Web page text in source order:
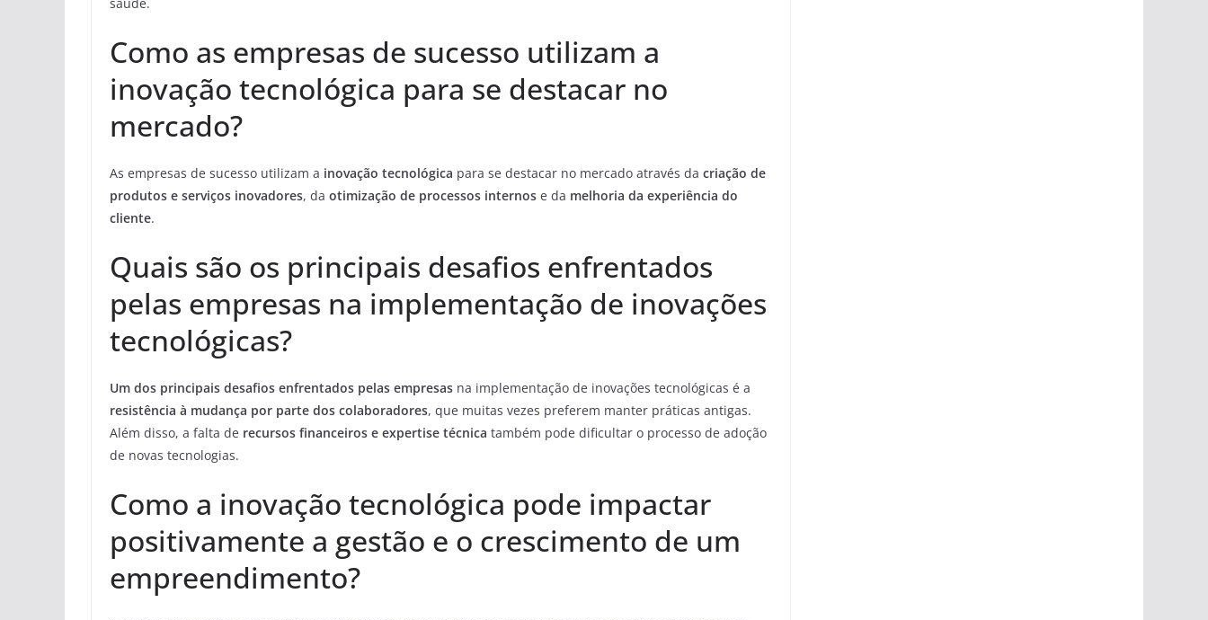
Como as empresas de sucesso utilizam a
inovação tecnológica para se destacar no
mercado?
As empresas de sucesso utilizam a inovação tecnológica para se destacar no mercado através da criação de
produtos e serviços inovadores, da otimização de processos internos e da melhoria da experiência do
cliente.
Quais são os principais desafios enfrentados
pelas empresas na implementação de inovações
tecnológicas?
Um dos principais desafios enfrentados pelas empresas na implementação de inovações tecnológicas é a
resistência à mudança por parte dos colaboradores, que muitas vezes preferem manter práticas antigas.
Além disso, a falta de recursos financeiros e expertise técnica também pode dificultar o processo de adoção
de novas tecnologias.
Como a inovação tecnológica pode impactar
positivamente a gestão e o crescimento de um
empreendimento?